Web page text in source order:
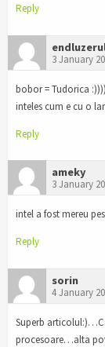
Reply
3 January
bobor = Tudorica
inteles cum e cu o
Reply
ameky
3 January
intel a fost mereu
Reply
sorin
4 January
Superb
procesoare…alta